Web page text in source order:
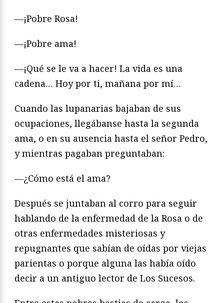
—¡Pobre Rosa!
—¡Pobre ama!
—¡Qué se le va a hacer! La vida es una
cadena… Hoy por ti, mañana por mí…
Cuando las lupanarias bajaban de sus
ocupaciones, llegábanse hasta la segunda
ama, o en su ausencia hasta el señor Pedro,
y mientras pagaban preguntaban:
—¿Cómo está el ama?
Después se juntaban al corro para seguir
hablando de la enfermedad de la Rosa o de
otras enfermedades misteriosas y
repugnantes que sabían de oídas por viejas
parientas o porque alguna las había oído
decir a un antiguo lector de Los Sucesos.